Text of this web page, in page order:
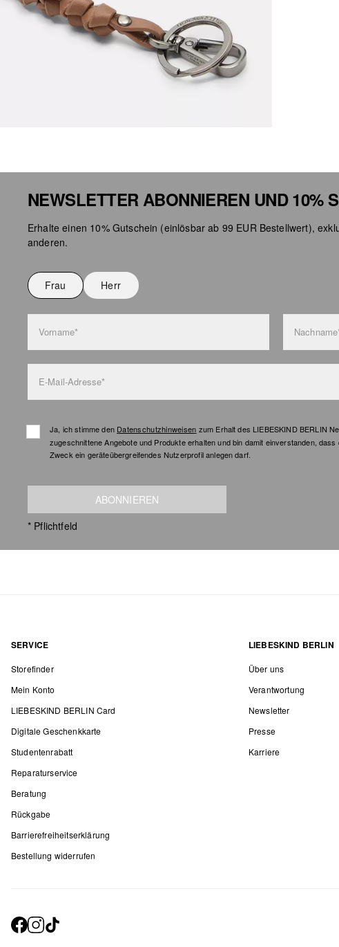
NEWSLETTER ABONNIEREN UND 10%
Erhalte einen 10% Gutschein (einlösbar ab 99 EUR Bestellwert),
anderen.
Frau Herr
Vorname*
E-Mail-Adresse*
Ja, ich stimme den Datenschutzhinweisen zum Erhalt des LIEBESKIND BERLIN
zugeschnittene Angebote und Produkte erhalten und bin damit einverstanden,
Zweck ein geräteübergreifendes Nutzerprofil anlegen darf.
ABONNIEREN
* Pflichtfeld
SERVICE
Storefinder
Mein Konto
LIEBESKIND BERLIN Card
Digitale Geschenkkarte
Studentenrabatt
Reparaturservice
Beratung
Rückgabe
Barrierefreiheitserklärung
Bestellung widerrufen
LIEBESKIND BERLIN
Über uns
Verantwortung
Newsletter
Presse
Karriere